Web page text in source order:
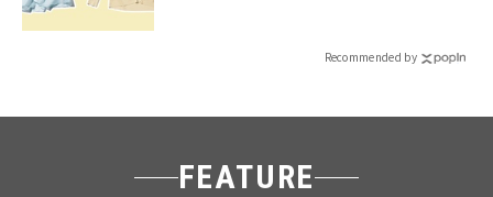
Recommended by
FEATURE